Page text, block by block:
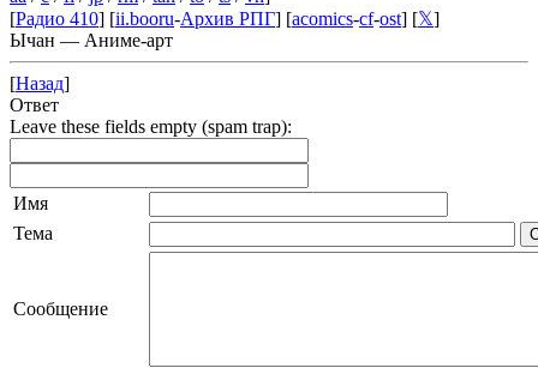
[Радио 410] [ii.booru-Архив РПГ] [acomics-cf-ost] [𝕏]
Ычан — Аниме-арт
[Назад]
Ответ
Leave these fields empty (spam trap):
Имя
Тема
Сообщение